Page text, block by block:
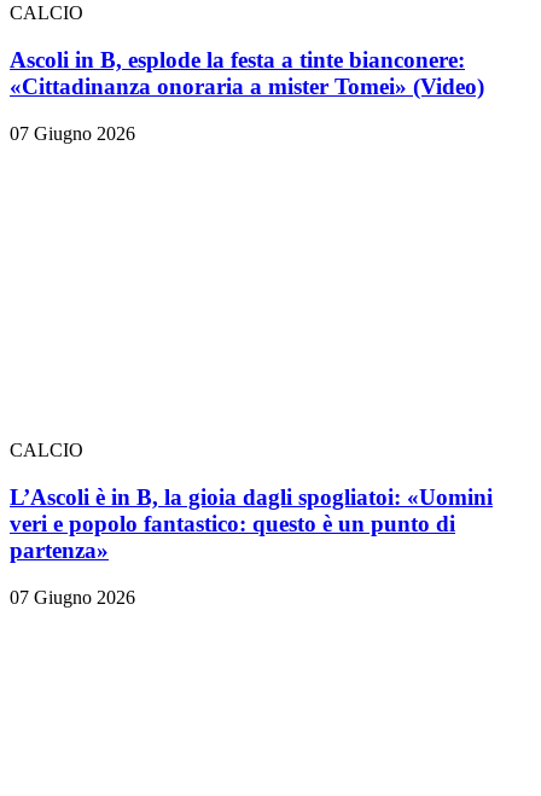
CALCIO
Ascoli in B, esplode la festa a tinte bianconere:
«Cittadinanza onoraria a mister Tomei» (Video)
07 Giugno 2026
CALCIO
L’Ascoli è in B, la gioia dagli spogliatoi: «Uomini
veri e popolo fantastico: questo è un punto di
partenza»
07 Giugno 2026